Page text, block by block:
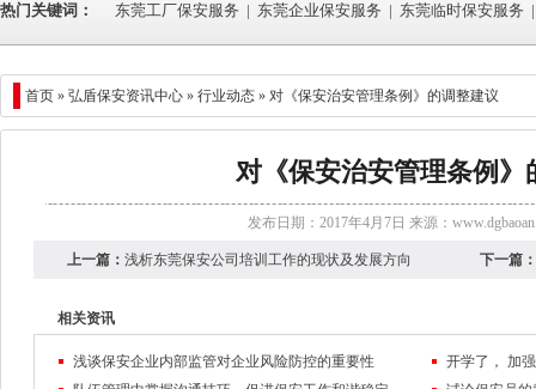
热门关键词： 东莞工厂保安服务 | 东莞企业保安服务 | 东莞临时保安服务 |
首页 » 弘盾保安资讯中心 » 行业动态 » 对《保安治安管理条例》的调整建议
对《保安治安管理条例》
发布日期：2017年4月7日 来源：
上一篇： 浅析东莞保安公司培训工作的现状及发展方向 下一篇：
相关资讯
浅谈保安企业内部监管对企业风险防控的重要性